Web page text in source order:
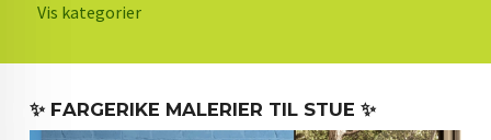
Vis kategorier
KUNST OG KUNSTNEREN
✨ FARGERIKE MALERIER TIL STUE ✨